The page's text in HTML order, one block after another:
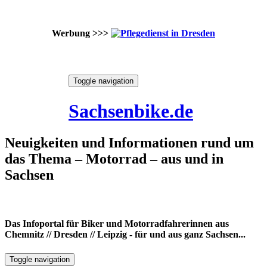
Werbung >>>
Toggle navigation
Sachsenbike.de
Neuigkeiten und Informationen rund um
das Thema – Motorrad – aus und in
Sachsen
Das Infoportal für Biker und Motorradfahrerinnen aus
Chemnitz // Dresden // Leipzig - für und aus ganz Sachsen...
Toggle navigation